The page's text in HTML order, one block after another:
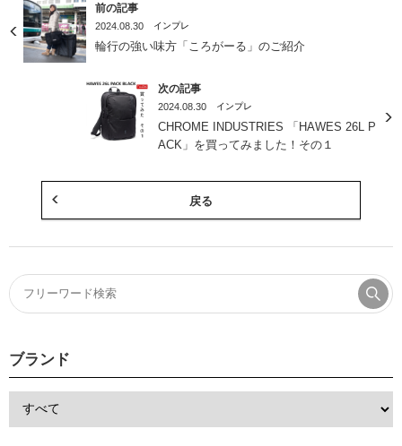
前の記事
2024.08.30 インプレ
輪行の強い味方「ころがーる」のご紹介
次の記事
2024.08.30 インプレ
CHROME INDUSTRIES 「HAWES 26L P
ACK」を買ってみました！その１
戻る
ブランド